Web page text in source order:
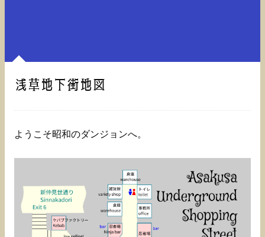
浅草地下街地図
ようこそ昭和のダンジョンへ。